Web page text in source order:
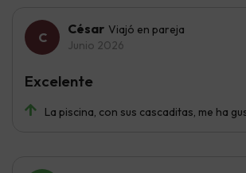
César Viajó en pareja
Junio 2026
La piscina, con sus cascaditas, me ha
Excelente